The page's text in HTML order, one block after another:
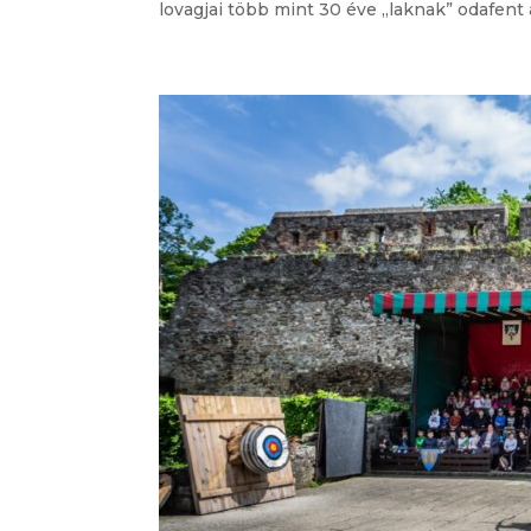
lovagjai több mint 30 éve „laknak” odafent